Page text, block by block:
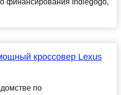
финансирования Indiegogo,
кроссовер Lexus
по